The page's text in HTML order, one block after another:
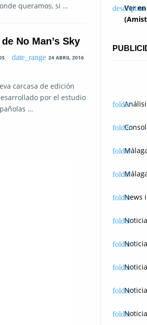
queramos, si …
No Man’s Sky
24 ABRIL 2016
carcasa de edición
por el estudio
…
Ver
News